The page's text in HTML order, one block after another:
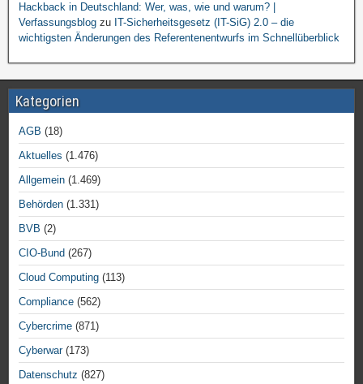
Hackback in Deutschland: Wer, was, wie und warum? |
Verfassungsblog zu IT-Sicherheitsgesetz (IT-SiG) 2.0 – die
wichtigsten Änderungen des Referentenentwurfs im Schnellüberblick
Kategorien
AGB (18)
Aktuelles (1.476)
Allgemein (1.469)
Behörden (1.331)
BVB (2)
CIO-Bund (267)
Cloud Computing (113)
Compliance (562)
Cybercrime (871)
Cyberwar(173)
Datenschutz (827)